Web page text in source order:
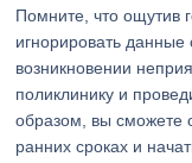
Помните, что ощутив
игнорировать
возникновении
поликлинику и
образом, вы сможете
ранних сроках и